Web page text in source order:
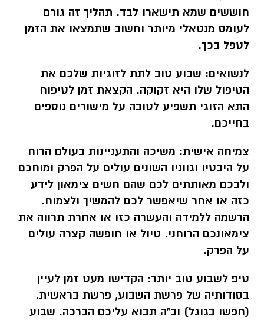
חוששים שמא תישארו לבד. תהליך זה גורם
לעומס מנטאלי מיותר וחשוב שתמצאו את הזמן
לטפל בכך.
לנשואים: שבוע טוב לתת לזוגיות שלכם את
הטיפול שלו היא זקוקה. הקצאת זמן לטיפוח
התא הזוגי תשפיע לטובה על מישורים נוספים
בחייכם.
צמיחה אישית: משיכה והתעניינות בעולם הרוח
על היבטיו וגווניו השונים עולים על הפרק ומוחכם
ולבכם מאותתים לכם שהם חשים צימאון לידע
כזה או אחר שיאפשר לכם להמשיך ולצמוח.
הרשמה ללמידה והעשרה כזו או אחרת תרווה את
צימאונכם הרוחני. טיול או חופשה קצרה עולים
על הפרק.
טיפ לשבוע טוב יותר: הקדישו מעט זמן לעיין
בסודותיה של פרשת השבוע, פרשת בראשית.
(חפשו בגוגל) וב"ה תבוא עליכם הברכה. שבוע